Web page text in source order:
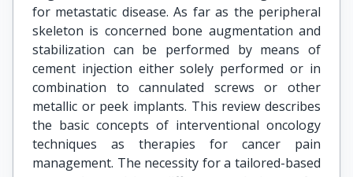
for metastatic disease. As far as the peripheral
skeleton is concerned bone augmentation and
stabilization can be performed by means of
cement injection either solely performed or in
combination to cannulated screws or other
metallic or peek implants. This review describes
the basic concepts of interventional oncology
techniques as therapies for cancer pain
management. The necessity for a tailored-based